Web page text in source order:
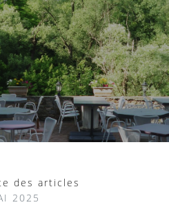
des articles
2025